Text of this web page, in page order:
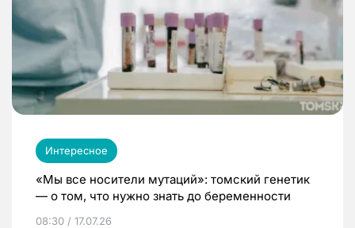
Интересное
«Мы все носители мутаций»: томский генетик
— о том, что нужно знать до беременности
08:30 / 17.07.26